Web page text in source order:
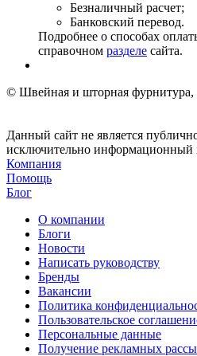
Безналичный расчет;
Банковский перевод.
Подробнее о способах
справочном разделе сайта.
© Швейная и шторная фурнитура,
Данный сайт не является
исключительно информационный
Компания
Помощь
Блог
О компании
Блоги
Новости
Написать руководству
Бренды
Вакансии
Политика
Пользовательское
Персональные данные
Получение рекламных